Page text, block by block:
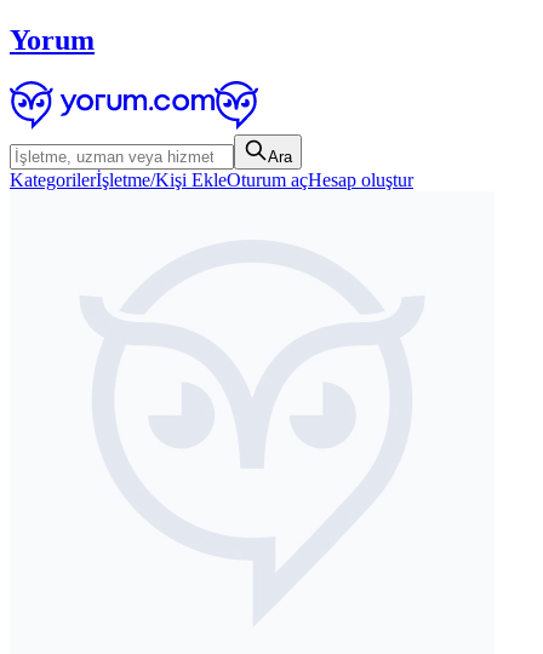
Yorum
Ara
Kategorilerİşletme/Kişi EkleOturum açHesap oluştur